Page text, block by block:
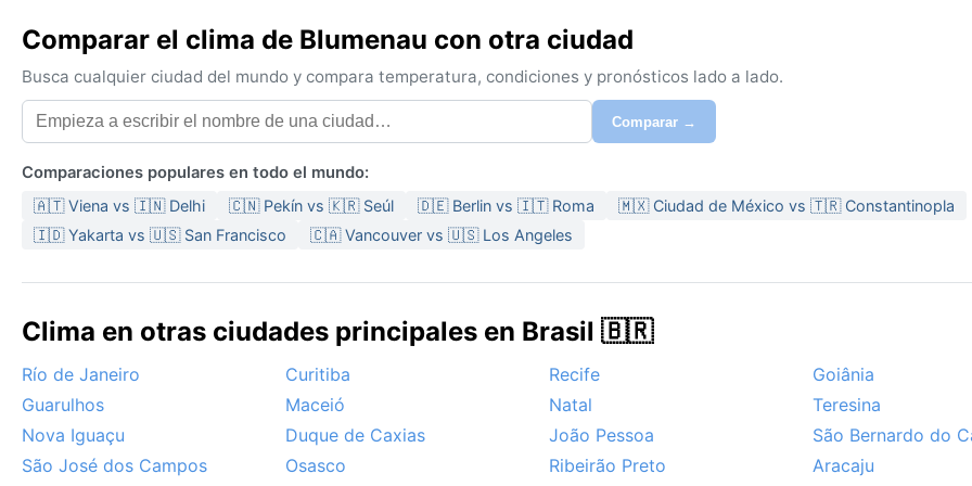
Comparar el clima de Blumenau con otra ciudad
Busca cualquier ciudad del mundo y compara temperatura, condiciones y pronósticos lado a lado.
Comparar →
Comparaciones populares en todo el mundo:
🇦🇹 Viena vs 🇮🇳 Delhi 🇨🇳 Pekín vs 🇰🇷 Seúl 🇩🇪 Berlin vs 🇮🇹 Roma
🇲🇽 Ciudad de México vs 🇹🇷 Constantinopla
🇮🇩 Yakarta vs 🇺🇸 San Francisco
🇨🇦 Vancouver vs 🇺🇸 Los Angeles
Clima en otras ciudades principales en Brasil 🇧🇷
Río de Janeiro Curitiba Recife
Goiânia
Guarulhos
Maceió Natal
Teresina
Nova Iguaçu
Duque de Caxias João Pessoa
São Bernardo do
São José dos Campos
Osasco Ribeirão Preto
Aracaju